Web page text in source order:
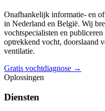
Onafhankelijk informatie- en
in Nederland en België. Wij
vochtspecialisten en
optrekkend vocht, doorslaand
ventilatie.
Gratis vochtdiagnose →
Oplossingen
Diensten